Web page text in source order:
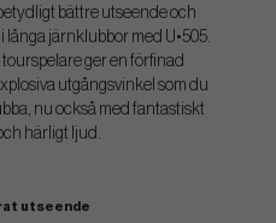
bättre utseende och
järnklubbor med U•505.
ger en förfinad
utgångsvinkel som du
nu också med fantastiskt
härligt ljud.
utseende